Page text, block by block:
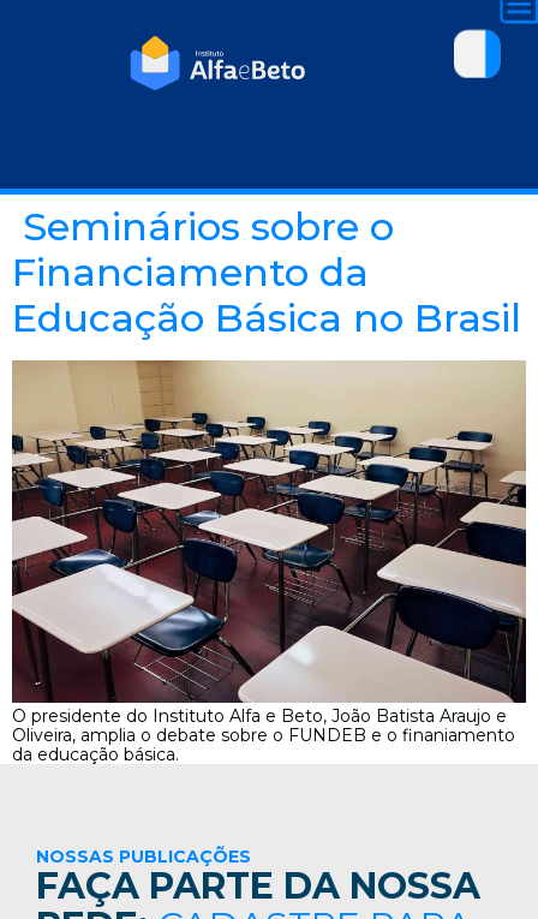
Seminários sobre o
Financiamento da
Educação Básica no Brasil
O presidente do Instituto Alfa e Beto, João Batista Araujo e
Oliveira, amplia o debate sobre o FUNDEB e o finaniamento
da educação básica.
NOSSAS PUBLICAÇÕES
FAÇA PARTE DA NOSSA